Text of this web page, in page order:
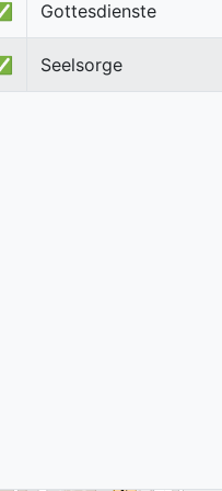
Gottesdienste
Seelsorge